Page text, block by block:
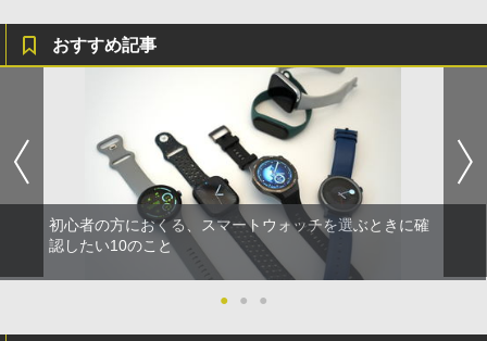
おすすめ記事
初心者の方におくる、スマートウォッチを選ぶときに確
認したい10のこと
● ● ●